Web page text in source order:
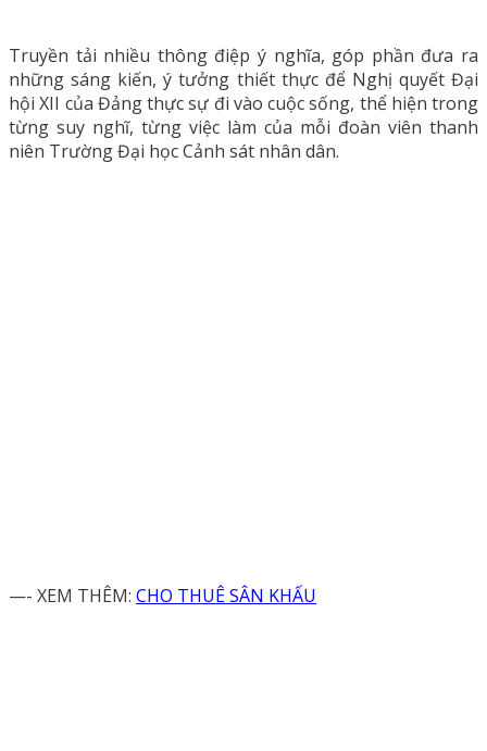
Truyền tải nhiều thông điệp ý nghĩa, góp phần đưa ra
những sáng kiến, ý tưởng thiết thực để Nghị quyết Đại
hội XII của Đảng thực sự đi vào cuộc sống, thể hiện trong
từng suy nghĩ, từng việc làm của mỗi đoàn viên thanh
niên Trường Đại học Cảnh sát nhân dân.
—- XEM THÊM: CHO THUÊ SÂN KHẤU